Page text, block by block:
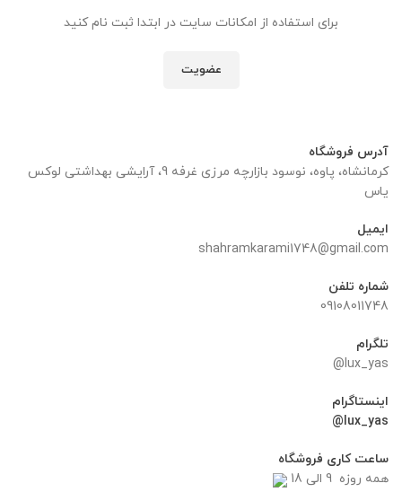
برای استفاده از امکانات سایت در ابتدا ثبت نام کنید
عضویت
آدرس فروشگاه
کرمانشاه، پاوه، نوسود بازارچه مرزی غرفه 9، آرایشی بهداشتی لوکس
یاس
ایمیل
shahramkarami1748@gmail.com
شماره تلفن
09108011748
تلگرام
lux_yas@
اینستاگرام
lux_yas@
ساعت کاری فروشگاه
همه روزه 9 الی 18